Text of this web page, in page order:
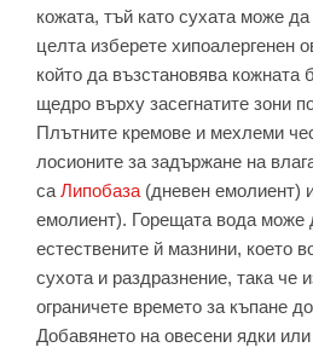
кожата, тъй като сухата може
целта изберете хипоалергенен
който да възстановява кожната
щедро върху засегнатите зони
Плътните кремове и мехлеми
лосионите за задържане на
са Липобаза (дневен емолиент)
емолиент). Горещата вода може
естествените й мазнини, което
сухота и раздразнение, така че
ограничете времето за къпане
Добавянето на овесени ядки